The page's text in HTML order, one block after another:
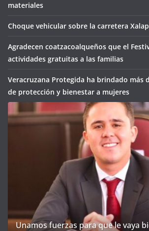
materiales
Choque vehicular sobre la carretera
Agradecen coatzacoalqueños que el
actividades gratuitas a las familias
Veracruzana Protegida ha brindado más
de protección y bienestar a mujeres
Unamos fuerzas para que le vaya